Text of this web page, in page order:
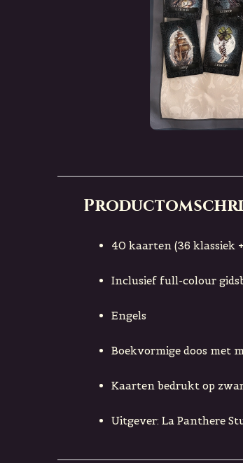
40 kaarten (36 klassiek
Inclusief full-colour
Engels
Boekvormige doos met
Kaarten bedrukt op
Uitgever: La Panthere